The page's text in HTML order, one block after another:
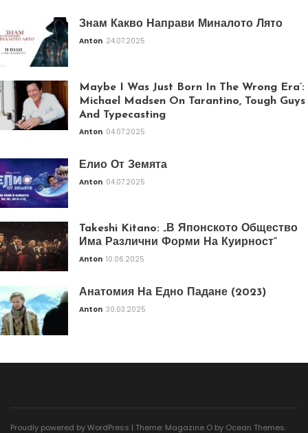
Знам Какво Направи Миналото Лято
Anton 24.07.2025
Maybe I Was Just Born In The Wrong Era’:
Michael Madsen On Tarantino, Tough Guys
And Typecasting
Anton 04.07.2025
Елио От Земята
Anton 04.07.2025
Takeshi Kitano: „В Японското Общество
Има Различни Форми На Куирност“
Anton 10.06.2025
Анатомия На Едно Падане (2023)
Anton 30.03.2025
Proudly powered by WordPress | Theme: Magazine O by Ocean Themes.